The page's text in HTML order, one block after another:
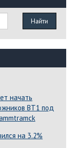
начать
BT1 под
на 3.2%